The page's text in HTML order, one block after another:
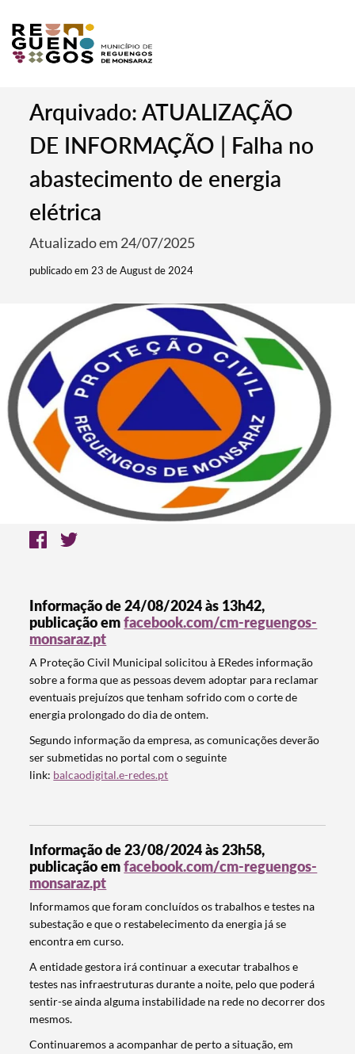
Arquivado: ATUALIZAÇÃO
DE INFORMAÇÃO | Falha no
abastecimento de energia
elétrica
Atualizado em 24/07/2025
publicado em 23 de August de 2024
Informação de 24/08/2024 às 13h42,
publicação emfacebook.com/cm-reguengos-
monsaraz.pt
A Proteção Civil Municipal solicitou à ERedes informação
sobre a forma que as pessoas devem adoptar para reclamar
eventuais prejuízos que tenham sofrido com o corte de
energia prolongado do dia de ontem.
Segundo informação da empresa, as comunicações deverão
ser submetidas no portal com o seguinte
link: balcaodigital.e-redes.pt
Informação de 23/08/2024 às 23h58,
publicação emfacebook.com/cm-reguengos-
monsaraz.pt
Informamos que foram concluídos os trabalhos e testes na
subestação e que o restabelecimento da energia já se
encontra em curso.
A entidade gestora irá continuar a executar trabalhos e
testes nas infraestruturas durante a noite, pelo que poderá
sentir-se ainda alguma instabilidade na rede no decorrer dos
mesmos.
Continuaremos a acompanhar de perto a situação, em